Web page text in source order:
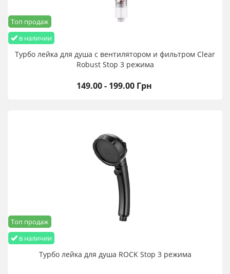
в наличии
Топ продаж
Турбо лейка для душа с вентилятором и фильтром Clear
Robust Stop 3 режима
149.00 - 199.00 Грн
в наличии
Топ продаж
Турбо лейка для душа ROCK Stop 3 режима